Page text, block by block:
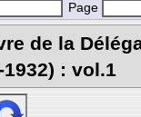
Page
de la
1932) : vol.1